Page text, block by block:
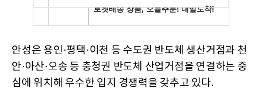
안성은 용인·평택·이천 등 수도권 반도체 생산거점과 천
안·아산·오송 등 충청권 반도체 산업거점을 연결하는 중
심에 위치해 우수한 입지 경쟁력을 갖추고 있다.